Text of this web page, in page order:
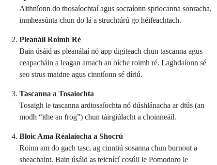
Aithníonn do thosaíochtaí agus socraíonn spriocanna sonracha,
inmheasúnta chun do lá a struchtúrú go héifeachtach.
Pleanáil Roimh Ré
Bain úsáid as pleanálaí nó app digiteach chun tascanna agus
ceapacháin a leagan amach an oíche roimh ré. Laghdaíonn sé
seo strus maidne agus cinntíonn sé díriú.
Tascanna a Tosaíochta
Tosaigh le tascanna ardtosaíochta nó dúshlánacha ar dtús (an
modh “ithe an frog”) chun táirgiúlacht a choinneáil.
Bloic Ama Réalaíocha a Shocrú
Roinn am do gach tasc, ag cinntiú sosanna chun burnout a
sheachaint. Bain úsáid as teicnící cosúil le Pomodoro le